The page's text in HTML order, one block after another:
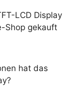
LCD Display
Shop gekauft
hat das